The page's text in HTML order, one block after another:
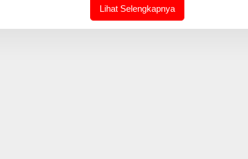
Lihat Selengkapnya